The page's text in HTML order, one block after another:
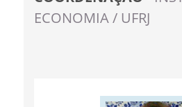
Ministério de Minas e Energia
ECONOMIA / UFRJ